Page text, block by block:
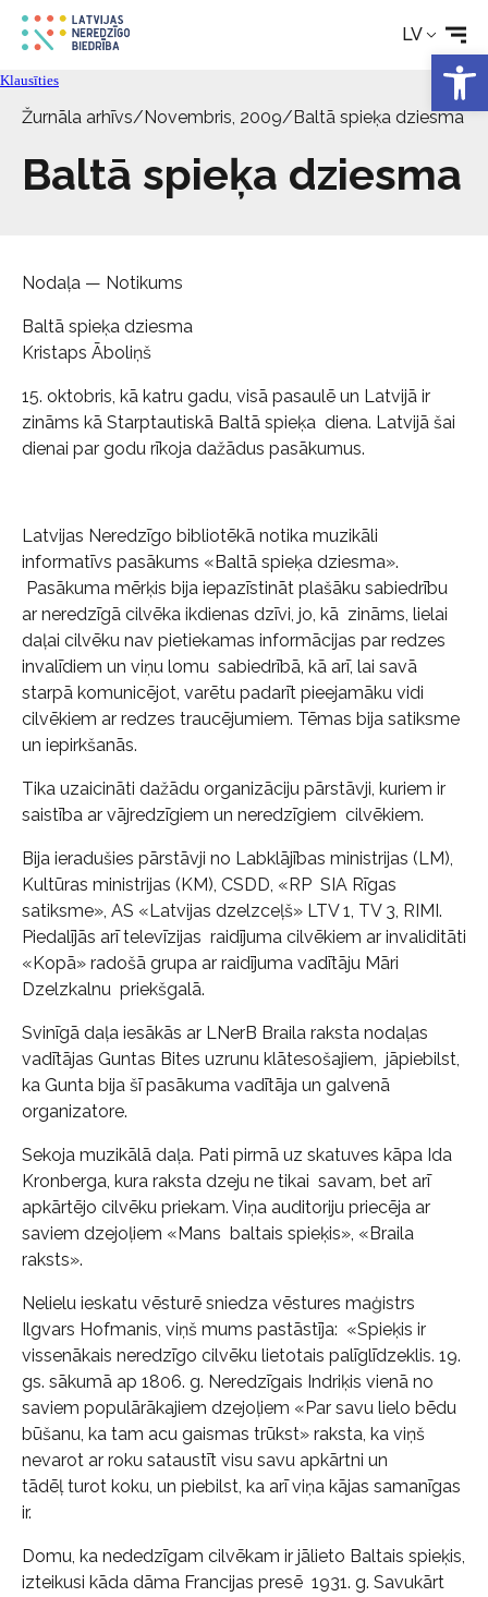
LV
Klausīties
Žurnāla arhīvs/Novembris, 2009/Baltā spieķa dziesma
Baltā spieķa dziesma
Nodaļa — Notikums
Baltā spieķa dziesma
Kristaps Āboliņš
15. oktobris, kā katru gadu, visā pasaulē un Latvijā ir
zināms kā Starptautiskā Baltā spieķa diena. Latvijā šai
dienai par godu rīkoja dažādus pasākumus.
Latvijas Neredzīgo bibliotēkā notika muzikāli
informatīvs pasākums «Baltā spieķa dziesma».
Pasākuma mērķis bija iepazīstināt plašāku sabiedrību
ar neredzīgā cilvēka ikdienas dzīvi, jo, kā zināms, lielai
daļai cilvēku nav pietiekamas informācijas par redzes
invalīdiem un viņu lomu sabiedrībā, kā arī, lai savā
starpā komunicējot, varētu padarīt pieejamāku vidi
cilvēkiem ar redzes traucējumiem. Tēmas bija satiksme
un iepirkšanās.
Tika uzaicināti dažādu organizāciju pārstāvji, kuriem ir
saistība ar vājredzīgiem un neredzīgiem cilvēkiem.
Bija ieradušies pārstāvji no Labklājības ministrijas (LM),
Kultūras ministrijas (KM), CSDD, «RP SIA Rīgas
satiksme», AS «Latvijas dzelzceļš» LTV 1, TV 3, RIMI.
Piedalījās arī televīzijas raidījuma cilvēkiem ar invaliditāti
«Kopā» radošā grupa ar raidījuma vadītāju Māri
Dzelzkalnu priekšgalā.
Svinīgā daļa iesākās ar LNerB Braila raksta nodaļas
vadītājas Guntas Bites uzrunu klātesošajiem, jāpiebilst,
ka Gunta bija šī pasākuma vadītāja un galvenā
organizatore.
Sekoja muzikālā daļa. Pati pirmā uz skatuves kāpa Ida
Kronberga, kura raksta dzeju ne tikai savam, bet arī
apkārtējo cilvēku priekam. Viņa auditoriju priecēja ar
saviem dzejoļiem «Mans baltais spieķis», «Braila
raksts».
Nelielu ieskatu vēsturē sniedza vēstures maģistrs
Ilgvars Hofmanis, viņš mums pastāstīja: «Spieķis ir
vissenākais neredzīgo cilvēku lietotais palīglīdzeklis. 19.
gs. sākumā ap 1806. g. Neredzīgais Indriķis vienā no
saviem populārākajiem dzejoļiem «Par savu lielo bēdu
būšanu, ka tam acu gaismas trūkst» raksta, ka viņš
nevarot ar roku sataustīt visu savu apkārtni un
tādēļ turot koku, un piebilst, ka arī viņa kājas samanīgas
ir.
Domu, ka nededzīgam cilvēkam ir jālieto Baltais spieķis,
izteikusi kāda dāma Francijas presē 1931. g. Savukārt